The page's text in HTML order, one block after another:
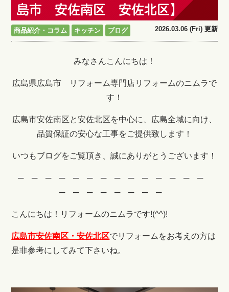
島市 安佐南区 安佐北区】
商品紹介・コラム キッチン ブログ 2026.03.06 (Fri) 更新
みなさんこんにちは！
広島県広島市 リフォーム専門店リフォームのニムラで
す！
広島市安佐南区と安佐北区を中心に、広島全域に向け、
品質保証の安心な工事をご提供致します！
いつもブログをご覧頂き、誠にありがとうございます！
─ ─ ─ ─ ─ ─ ─ ─ ─ ─ ─ ─ ─ ─
─ ─ ─ ─ ─ ─ ─ ─
こんにちは！リフォームのニムラです!(^^)!
広島市安佐南区・安佐北区でリフォームをお考えの方は
是非参考にしてみて下さいね。